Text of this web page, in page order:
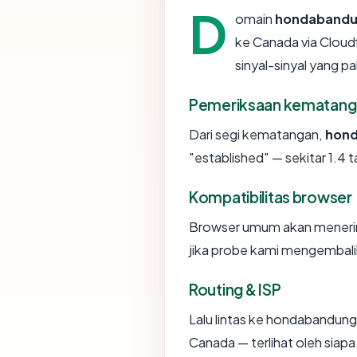
D omain
ke Canada via
sinyal-sinyal yang
Pemeriksaan
Dari segi kematangan,
"established" — sekitar 1.4
Kompatibilitas browser
Browser umum akan
jika probe kami
Routing & ISP
Lalu lintas ke
Canada — terlihat oleh